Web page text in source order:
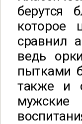
берутся
сравнил
ведь
пытками
также и
мужские